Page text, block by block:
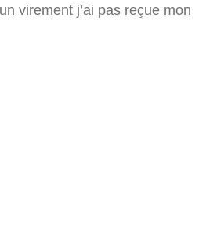
virement j’ai pas reçue mon